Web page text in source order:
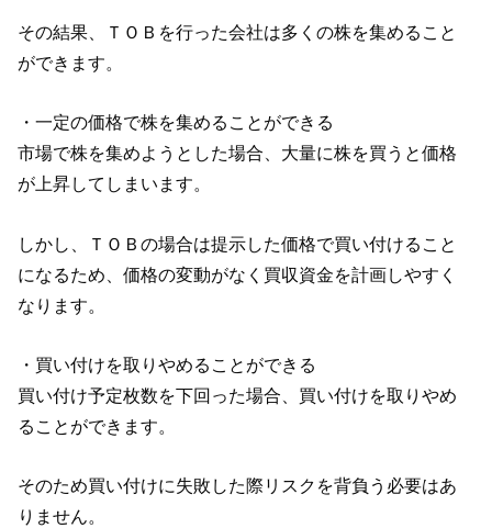
その結果、ＴＯＢを行った会社は多くの株を集めること
ができます。
・一定の価格で株を集めることができる
市場で株を集めようとした場合、大量に株を買うと価格
が上昇してしまいます。
しかし、ＴＯＢの場合は提示した価格で買い付けること
になるため、価格の変動がなく買収資金を計画しやすく
なります。
・買い付けを取りやめることができる
買い付け予定枚数を下回った場合、買い付けを取りやめ
ることができます。
そのため買い付けに失敗した際リスクを背負う必要はあ
りません。